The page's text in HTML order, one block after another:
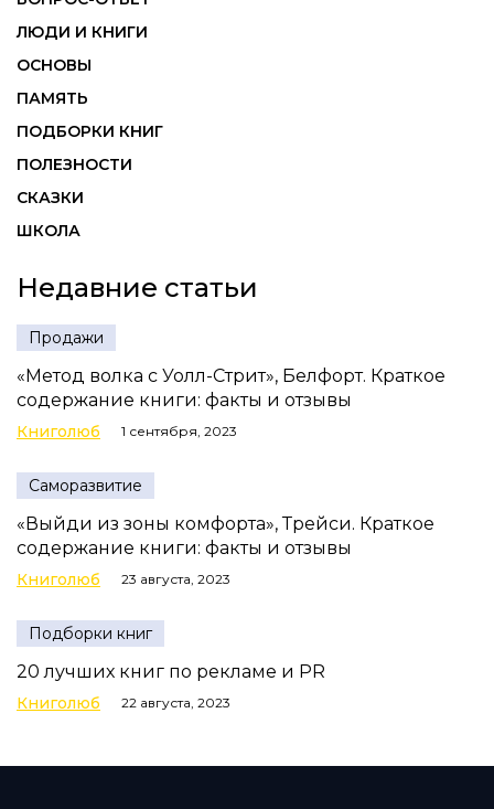
ЛЮДИ И КНИГИ
ОСНОВЫ
ПАМЯТЬ
ПОДБОРКИ КНИГ
ПОЛЕЗНОСТИ
СКАЗКИ
ШКОЛА
Недавние статьи
Продажи
«Метод волка с Уолл-Стрит», Белфорт. Краткое
содержание книги: факты и отзывы
Книголюб 1 сентября, 2023
Саморазвитие
«Выйди из зоны комфорта», Трейси. Краткое
содержание книги: факты и отзывы
Книголюб 23 августа, 2023
Подборки книг
20 лучших книг по рекламе и PR
Книголюб 22 августа, 2023